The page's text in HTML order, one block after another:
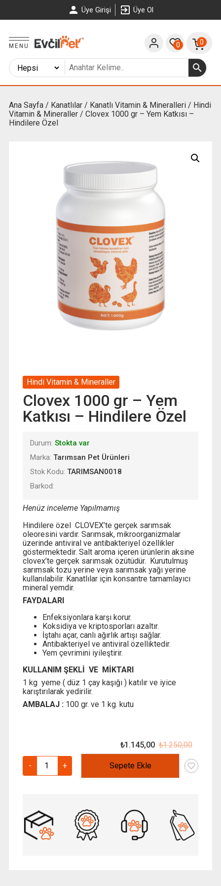
Üye Girişi Üye Ol
MENU 0 0
Ana Sayfa/ Kanatlılar/ Kanatlı Vitamin & Mineralleri/ Hindi
Vitamin & Mineraller/ Clovex 1000 gr – Yem Katkısı –
Hindilere Özel
Hindi Vitamin & Mineraller
Clovex 1000 gr – Yem
Katkısı – Hindilere Özel
Durum: Stokta var
Marka: Tarımsan Pet Ürünleri
Stok Kodu: TARIMSAN0018
Barkod:
Henüz inceleme Yapılmamış
Hindilere özel CLOVEX’te gerçek sarımsak
oleoresini vardır. Sarımsak, mikroorganizmalar
üzerinde antiviral ve antibakteriyel özellikler
göstermektedir. Salt aroma içeren ürünlerin aksine
clovex’te gerçek sarımsak özütüdür. Kurutulmuş
sarımsak tozu yerine veya sarımsak yağı yerine
kullanılabilir. Kanatlılar için konsantre tamamlayıcı
mineral yemdir.
FAYDALARI
Enfeksiyonlara karşı korur.
Koksidiya ve kriptosporları azaltır.
İştahı açar, canlı ağırlık artışı sağlar.
Antibakteriyel ve antiviral özelliktedir.
Yem çevrimini iyileştirir.
KULLANIM ŞEKLİ VE MİKTARI
1 kg yeme ( düz 1 çay kaşığı ) katılır ve iyice
karıştırılarak yedirilir.
AMBALAJ : 100 gr. ve 1 kg. kutu
₺1.250,00
fiyat:
₺
₺1.145,00
andaki
fiyat:
-
Clovex
1000
Katkısı
–
Hindilere
Özel
+ Sepete Ekle